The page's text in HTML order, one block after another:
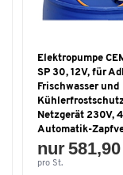
Elektropumpe
SP 30, 12V, für
Frischwasser und
Netzgerät 230V,
Automatik-
nur 581,90
pro St.